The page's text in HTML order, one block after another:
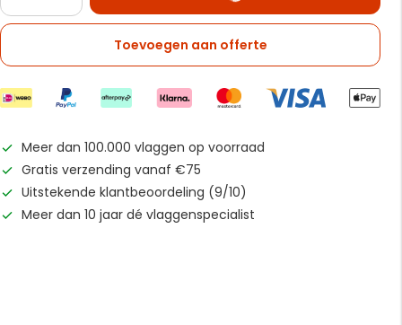
Toevoegen aan offerte
Meer dan 100.000 vlaggen op voorraad
Gratis verzending vanaf €75
Uitstekende klantbeoordeling (9/10)
Meer dan 10 jaar dé vlaggenspecialist